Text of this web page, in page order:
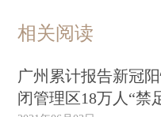
相关阅读
广州累计报告新冠
闭管理区18万人“禁